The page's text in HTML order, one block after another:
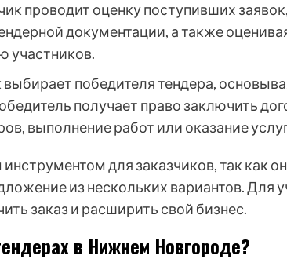
проводит оценку поступивших
документации, а также
участников.
выбирает победителя тендера,
получает право заключить
выполнение работ или оказание
для заказчиков, так как
из нескольких вариантов. Для
заказ и расширить свой бизнес.
в Нижнем Новгороде?